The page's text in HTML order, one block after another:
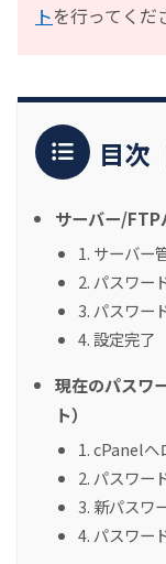
トを行ってくだ
目次
サーバー/FTP
1. サーバー
2. パスワー
3. パスワー
4. 設定完了
現在のパスワ
ト）
1. cPanel
2. パスワー
3. 新パスワ
4. パスワー